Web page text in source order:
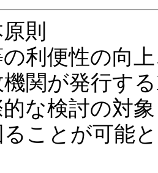
則
利便性の向
関が発行す
な検討の対
ことが可能